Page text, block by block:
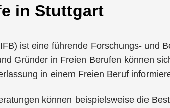
in Stuttgart
ist eine führende Forschungs- und
Gründer in Freien Berufen können
in einem Freien Beruf
können beispielsweise die